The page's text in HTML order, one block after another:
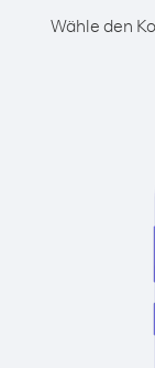
Wähle den